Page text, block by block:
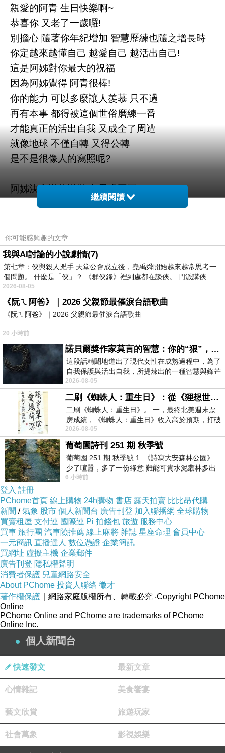
親愛的阿青 生日快樂啊~
恭喜你 又老了一歲囉!
別擔心 隨著你年紀增加 智慧歷練也隨之增長時
你定越來越懂自己 越愛自己 越活出自己!
這是阿姊對你最大的祝福
因為阿姊覺得 阿青很棒!
你的能力 可以多麼讓人羨慕 只不過
再有本事 都得被這個世俗磨練一番
才能真正的活出自我 又成全了周遭
就像地球 不僅自轉 又得公轉
是不是很像人的寫照呢?
阿姊決定送你洋裝時
並非不捨美麗的衣服
剛好也錯過了那甜甜一笑的少女扮相了
那天整理衣服 攬鏡自照猛然一看 我突然看到那
個略帶生澀的小女孩
在無形之中已經長大 但我同時發現 有另一個俏
麗女孩 比現在的我
更加適合這件美麗的洋裝
我想我所希望帶給你的 是我走過這一段歲月的勇
敢心情和正面的力量
阿姊相信
阿青是有勇氣走出城堡外的
有一個幸福的城堡很棒
但常常躲在城堡裡 選擇逃避 其實會錯過很多風
景
在我眼底 你是一個骨子裡很愛挑戰的熱血之人
阿姊相信以你的天資
會蛻變成無比耀眼的人才及靈性!
我相信自己的眼光
而你 願意相信我嗎?
阿姊希望阿青越來越愛自己
屁的阿青^^
生日快樂 最棒的寶貝阿青 !啾!
繼續閱讀
你可能感興趣的文章
我與AI討論的小說劇情(7)
第七章：俠與殺人兇手 天堂公會成立後，堯禹舜開始越來越常思考一
個問題。 什麼是「俠」？ 《群俠錄》裡到處都在談俠。 門派講俠
2026-08-05
《阮ㄟ阿爸》｜2026 父親節最催淚台語歌曲
《阮ㄟ阿爸》｜2026 父親節最催淚台語歌曲
20 小時前
諾貝爾獎作家莫言的智慧：你的“狠”，才是最好的自我保護
這段話精闢地道出了現代女性在成熟過程中，為了
自我保護與活出自我，所提煉出的一種智慧與鋒芒
的平衡。 核心解讀與看法
2026-08-05
二刷《蜘蛛人：重生日》：從《狸想世界》到《怪奇物語》
二刷《蜘蛛人：重生日》。.一，最終北美週末票
房成績，《蜘蛛人：重生日》收入高於預期，打破
《復仇者聯盟：終局之戰》記錄，成為
2026-08-05
葡萄園詩刊 251 期 秋季號
葡萄園 251 期 秋季號 1 《詩寫大安森林公園》
少了喧囂，多了一份綠意 難能可貴水泥叢林多出
一
6 小時前
登入 註冊
PChome首頁 線上購物 24h購物 書店 露天拍賣 比比昂代購
新聞 /氣象 股市 個人新聞台 廣告刊登 加入聯播網 全球購物
買賣租屋 支付連 國際連 Pi 拍錢包 旅遊 服務中心
買車 旅行團 汽車險推薦 線上麻將 雜誌 星座命理 會員中心
一元簡訊 直播達人 數位憑證 企業簡訊
買網址 虛擬主機 企業郵件
廣告刊登 隱私權聲明
消費者保護 兒童網路安全
About PChome 投資人聯絡 徵才
著作權保護 ｜網路家庭版權所有、轉載必究 ‧Copyright PChome
Online
PChome Online and PChome are trademarks of PChome
Online Inc.
個人新聞台
快速發文 最新文章
心情雜記 美食饗宴
藝文欣賞 旅遊玩家
社會萬象 影視娛樂